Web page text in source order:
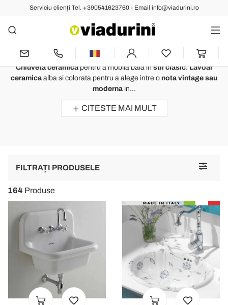
Serviciu clienți Tel. +390541623760 - Email info@viadurini.ro
Chiuveta Ceramica - Design Made
in Italy pentru Baie
Chiuveta ceramicapentru a mobila baia instil clasic.Lavoar
ceramica alba si colorata pentru a alege intre o nota vintage sau
modernain...
CITESTE MAI MULT
Toggle
FILTRAȚI PRODUSELE
164 Produse